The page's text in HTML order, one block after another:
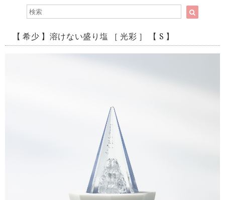
【 希少 】溶けない盛り塩 ［ 光彩 ］ 【 S 】